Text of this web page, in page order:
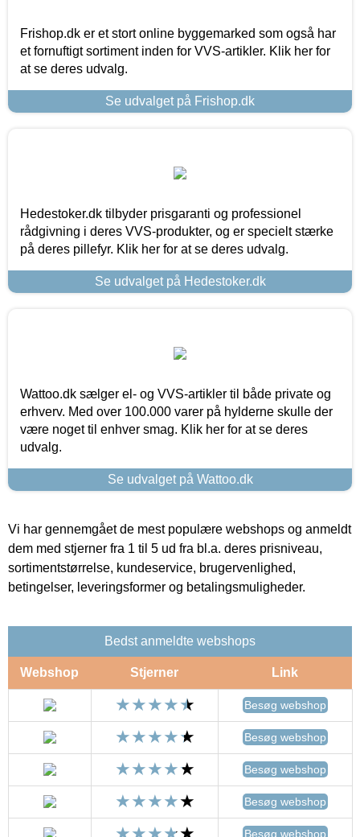
Frishop.dk er et stort online byggemarked som også har
et fornuftigt sortiment inden for VVS-artikler. Klik her for
at se deres udvalg.
Se udvalget på Frishop.dk
Hedestoker.dk tilbyder prisgaranti og professionel
rådgivning i deres VVS-produkter, og er specielt stærke
på deres pillefyr. Klik her for at se deres udvalg.
Se udvalget på Hedestoker.dk
Wattoo.dk sælger el- og VVS-artikler til både private og
erhverv. Med over 100.000 varer på hylderne skulle der
være noget til enhver smag. Klik her for at se deres
udvalg.
Se udvalget på Wattoo.dk
Vi har gennemgået de mest populære webshops og anmeldt
dem med stjerner fra 1 til 5 ud fra bl.a. deres prisniveau,
sortimentstørrelse, kundeservice, brugervenlighed,
betingelser, leveringsformer og betalingsmuligheder.
Bedst anmeldte webshops
Webshop Stjerner Link
Besøg webshop
Besøg webshop
Besøg webshop
Besøg webshop
Besøg webshop